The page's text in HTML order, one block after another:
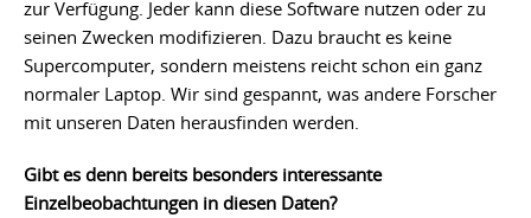
zur Verfügung. Jeder kann diese Software nutzen oder zu
seinen Zwecken modifizieren. Dazu braucht es keine
Supercomputer, sondern meistens reicht schon ein ganz
normaler Laptop. Wir sind gespannt, was andere Forscher
mit unseren Daten herausfinden werden.
Gibt es denn bereits besonders interessante
Einzelbeobachtungen in diesen Daten?